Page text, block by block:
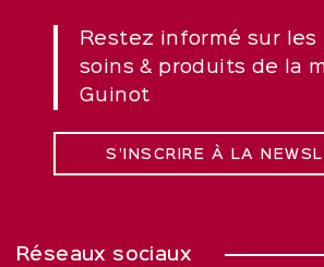
Restez informé sur les
soins & produits de la
Guinot
S’INSCRIRE À LA
Réseaux sociaux